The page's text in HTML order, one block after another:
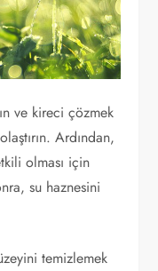
ve kireci çözmek
Ardından,
olması için
su haznesini
temizlemek